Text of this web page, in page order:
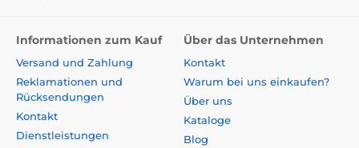
Informationen zum Kauf
Versand und Zahlung
Reklamationen und
Rücksendungen
Kontakt
Dienstleistungen
Über das Unternehmen
Kontakt
Warum bei uns einkaufen?
Über uns
Kataloge
Blog